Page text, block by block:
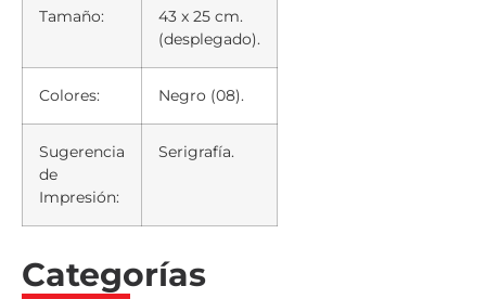
Tamaño:
43 x 25 cm.
(desplegado).
Colores: Negro (08).
Sugerencia
de
Impresión:
Serigrafía.
Categorías